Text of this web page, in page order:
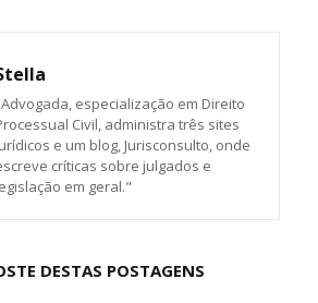
especialização em Direito
Civil, administra três sites
e um blog, Jurisconsulto, onde
críticas sobre julgados e
em geral."
DESTAS POSTAGENS